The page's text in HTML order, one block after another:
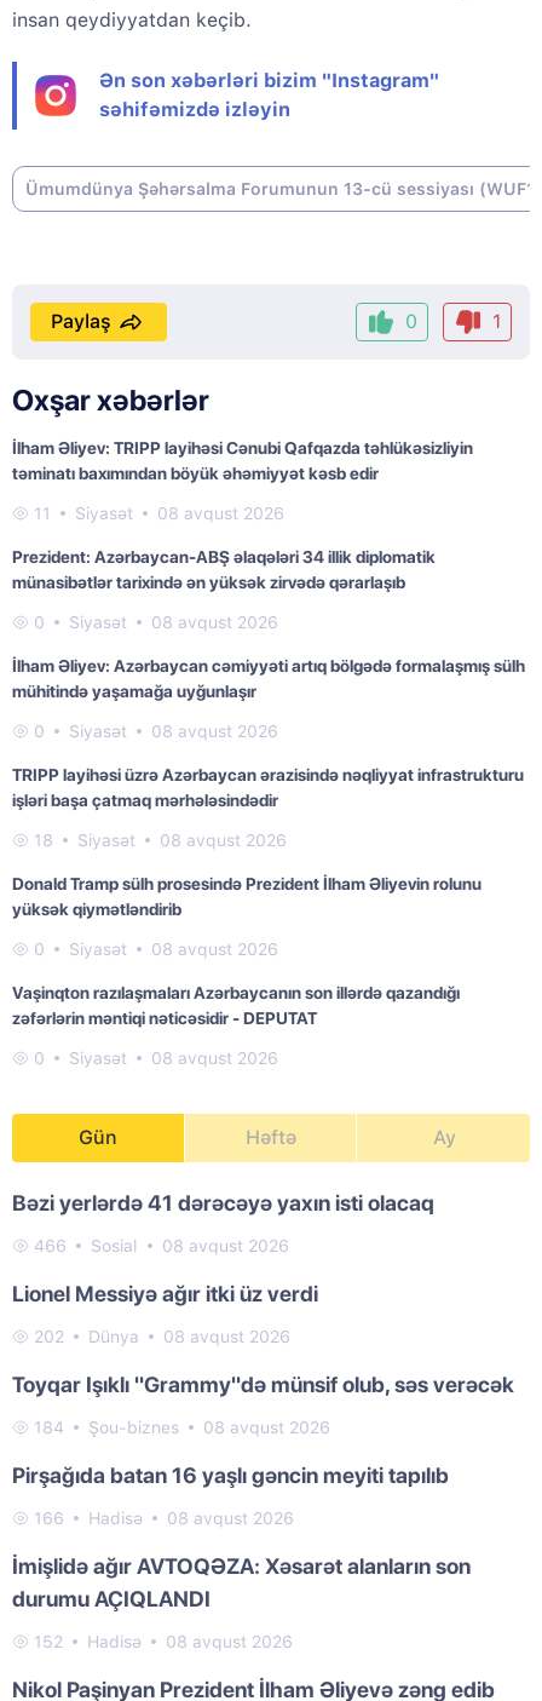
insan qeydiyyatdan keçib.
Ən son xəbərləri bizim "Instagram"
səhifəmizdə izləyin
Ümumdünya Şəhərsalma Forumunun 13-cü sessiyası
0 1
Paylaş
Oxşar xəbərlər
İlham Əliyev: TRIPP layihəsi Cənubi Qafqazda təhlükəsizliyin
təminatı baxımından böyük əhəmiyyət kəsb edir
11 Siyasət 08 avqust 2026
Prezident: Azərbaycan-ABŞ əlaqələri 34 illik diplomatik
münasibətlər tarixində ən yüksək zirvədə qərarlaşıb
0 Siyasət 08 avqust 2026
İlham Əliyev: Azərbaycan cəmiyyəti artıq bölgədə formalaşmış sülh
mühitində yaşamağa uyğunlaşır
0 Siyasət 08 avqust 2026
TRIPP layihəsi üzrə Azərbaycan ərazisində nəqliyyat infrastrukturu
işləri başa çatmaq mərhələsindədir
18 Siyasət 08 avqust 2026
Donald Tramp sülh prosesində Prezident İlham Əliyevin rolunu
yüksək qiymətləndirib
0 Siyasət 08 avqust 2026
Vaşinqton razılaşmaları Azərbaycanın son illərdə qazandığı
zəfərlərin məntiqi nəticəsidir - DEPUTAT
0 Siyasət 08 avqust 2026
Gün Həftə Ay
Bəzi yerlərdə 41 dərəcəyə yaxın isti olacaq
466 Sosial 08 avqust 2026
Lionel Messiyə ağır itki üz verdi
202 Dünya 08 avqust 2026
Toyqar Işıklı "Grammy"də münsif olub, səs verəcək
184 Şou-biznes 08 avqust 2026
Pirşağıda batan 16 yaşlı gəncin meyiti tapılıb
166 Hadisə 08 avqust 2026
İmişlidə ağır AVTOQƏZA: Xəsarət alanların son
durumu AÇIQLANDI
152 Hadisə 08 avqust 2026
Nikol Paşinyan Prezident İlham Əliyevə zəng edib